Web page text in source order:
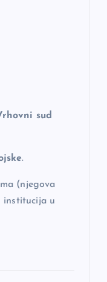
sud
.
(njegova
institucija u